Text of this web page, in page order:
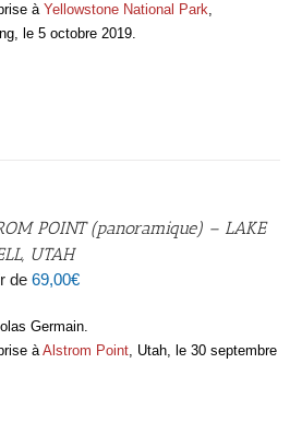
àYellowstone National Park,
le 5 octobre 2019.
POINT (panoramique) – LAKE
UTAH
de69,00€
Germain.
àAlstrom Point, Utah, le 30 septembre